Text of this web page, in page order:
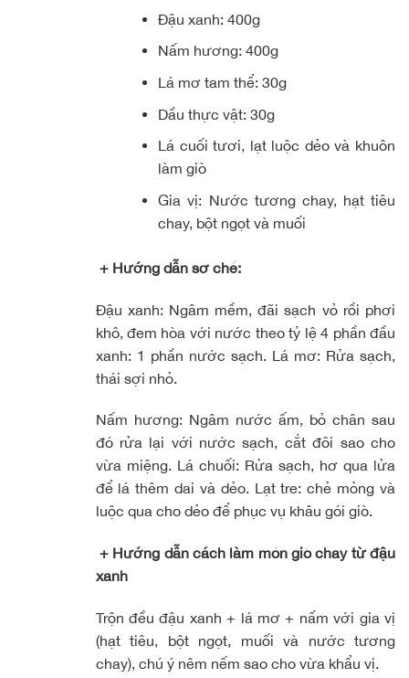
Đậu xanh: 400g
Nấm hương: 400g
Lá mơ tam thể: 30g
Dầu thực vật: 30g
Lá cuối tươi, lạt luộc dẻo và khuôn
làm giò
Gia vị: Nước tương chay, hạt tiêu
chay, bột ngọt và muối
+ Hướng dẫn sơ chế:
Đậu xanh: Ngâm mềm, đãi sạch vỏ rồi phơi
khô, đem hòa với nước theo tỷ lệ 4 phần đầu
xanh: 1 phần nước sạch. Lá mơ: Rửa sạch,
thái sợi nhỏ.
Nấm hương: Ngâm nước ấm, bỏ chân sau
đó rửa lại với nước sạch, cắt đôi sao cho
vừa miệng. Lá chuối: Rửa sạch, hơ qua lửa
để lá thêm dai và dẻo. Lạt tre: chẻ mỏng và
luộc qua cho dẻo để phục vụ khâu gói giò.
+ Hướng dẫn cách làm món giò chay từ đậu
xanh
Trộn đều đậu xanh + lá mơ + nấm với gia vị
(hạt tiêu, bột ngọt, muối và nước tương
chay), chú ý nêm nếm sao cho vừa khẩu vị.